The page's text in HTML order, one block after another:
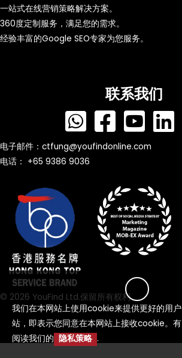
一站式在线营销策略解决方案。
360度定制服务，满足您的需求。
经验丰富的Google SEO专家为您服务。
联系我们
电子邮件： ctfung@youfindonline.com
电话： +65 9386 9036
© 2026 YouFind Ltd.保留所有权利
我们在本网站上使用cookie来提供更好的用
站，即表示您同意在本网站上接收cookie。
阅读我们的 隐私策略 .